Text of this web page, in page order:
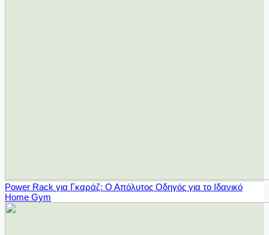
Power Rack για Γκαράζ: Ο Απόλυτος Οδηγός για το Ιδανικό
Home Gym